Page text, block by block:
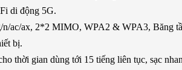
di động 5G.
n/ac/ax, 2*2 MIMO, WPA2 & WPA3, Băng
bị.
thời gian dùng tới 15 tiếng liên tục, sạc